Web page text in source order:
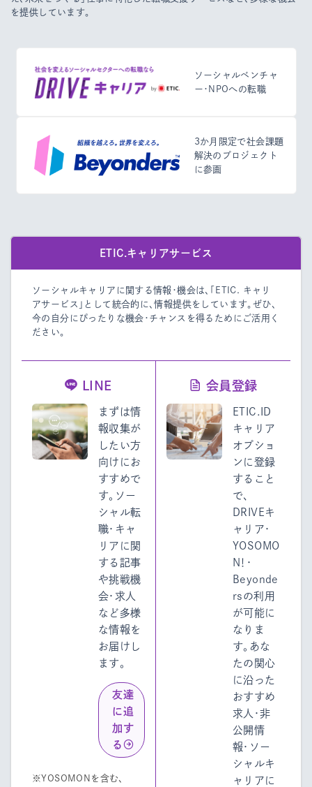
を提供しています。
ソーシャルベンチャ
ー・NPOへの転職
3か月限定で社会課題
解決のプロジェクト
に参画
ETIC.キャリアサービス
ソーシャルキャリアに関する情報・機会は、「ETIC. キャリ
アサービス」として統合的に、情報提供をしています。 ぜひ、
今の自分にぴったりな機会・チャンスを得るためにご活用く
ださい。
LINE
まずは情
報収集が
したい方
向けにお
すすめで
す。ソー
シャル転
職・キャ
リアに関
する記事
や挑戦機
会・求人
など多様
な情報を
お届けし
ます。
友達
に追
加す
る
※YOSOMONを含む、
会員登録
ETIC.ID
キャリア
オプショ
ンに登録
すること
で、
DRIVEキ
ャリア・
YOSOMO
N！・
Beyonde
rsの利用
が可能に
なりま
す。あな
たの関心
に沿った
おすすめ
求人・非
公開情
報・ソー
シャルキ
ャリアに